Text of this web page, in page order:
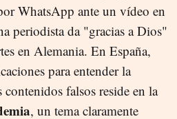
WhatsApp ante un vídeo en
periodista da "gracias a Dios"
en Alemania. En España,
para entender la
falsos reside en la
, un tema claramente